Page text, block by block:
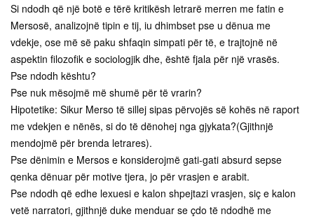
Si ndodh që një botë e tërë kritikësh letrarë merren me fatin e
Mersosë, analizojnë tipin e tij, iu dhimbset pse u dënua me
vdekje, ose më së paku shfaqin simpati për të, e trajtojnë në
aspektin filozofik e sociologjik dhe, është fjala për një vrasës.
Pse ndodh kështu?
Pse nuk mësojmë më shumë për të vrarin?
Hipotetike: Sikur Merso të sillej sipas përvojës së kohës në raport
me vdekjen e nënës, si do të dënohej nga gjykata?(Gjithnjë
mendojmë për brenda letrares).
Pse dënimin e Mersos e konsiderojmë gati-gati absurd sepse
qenka dënuar për motive tjera, jo për vrasjen e arabit.
Pse ndodh që edhe lexuesi e kalon shpejtazi vrasjen, siç e kalon
vetë narratori, gjithnjë duke menduar se çdo të ndodhë me